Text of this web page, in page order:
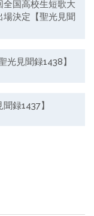
国高校生短歌大
決定【聖光見聞
光見聞録1438】
録1437】